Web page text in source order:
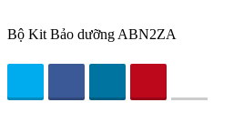
Bộ Kit Bảo dưỡng ABN2ZA